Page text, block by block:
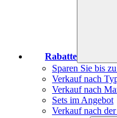
Rabatte
Sparen Sie bis
Verkauf nach
Verkauf nach
Sets im Angebot
Verkauf nach